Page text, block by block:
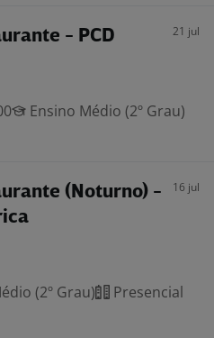
- PCD 21 jul
Ensino Médio (2º Grau)
(Noturno) -
16 jul
(2º Grau)
Presencial